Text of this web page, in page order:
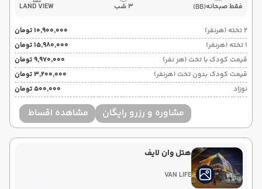
فقط صبحانه(BB) 3 شب LAND VIEW
2 تخته (هرنفر)
۱۰٬۹۰۰٬۰۰۰ تومان
1 تخته (هرنفر)
۱۵٬۹۸۰٬۰۰۰ تومان
قیمت کودک با تخت (هر نفر)
۹٬۹۷۰٬۰۰۰ تومان
قیمت کودک بدون تخت (هرنفر)
۳٬۲۰۰٬۰۰۰ تومان
نوزاد
۵۰۰٬۰۰۰ تومان
مشاوره و رزرو رایگان مشاهده اقساط
هتل وان لایف
VAN LIFE